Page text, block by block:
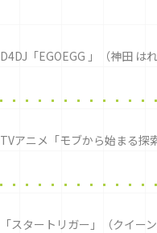
D4DJ「EGOEGG 」（神田 はれ
TVアニメ「モブから始まる探
「スタートリガー」（クイーン